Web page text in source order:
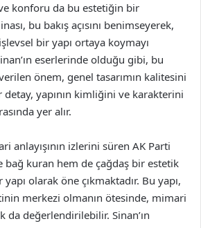
konforu da bu estetiğin bir
bu bakış açısını benimseyerek,
bir yapı ortaya koymayı
eserlerinde olduğu gibi, bu
önem, genel tasarımın kalitesini
detay, yapının kimliğini ve karakterini
yer alır.
anlayışının izlerini süren AK Parti
bağ kuran hem de çağdaş bir estetik
olarak öne çıkmaktadır. Bu yapı,
merkezi olmanın ötesinde, mimari
değerlendirilebilir. Sinan’ın